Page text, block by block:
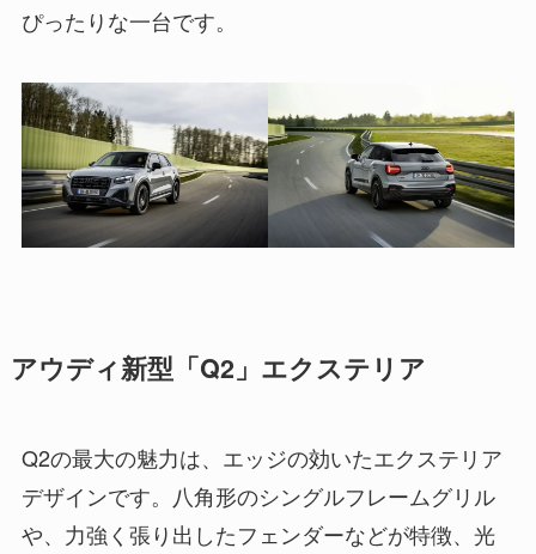
ぴったりな一台です。
アウディ新型「Q2」エクステリア
Q2の最大の魅力は、エッジの効いたエクステリア
デザインです。八角形のシングルフレームグリル
や、力強く張り出したフェンダーなどが特徴、光